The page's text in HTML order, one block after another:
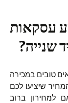
עסקאות
שנייה?
טובים במכירה
שיציעו לכם
למחירון ברוב